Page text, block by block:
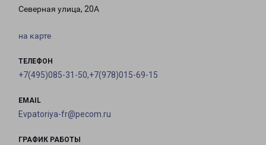
Северная улица, 20А
на карте
ТЕЛЕФОН
+7(495)085-31-50,+7(978)015-69-15
EMAIL
Evpatoriya-fr@pecom.ru
ГРАФИК РАБОТЫ